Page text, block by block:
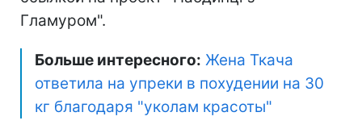
Гламуром".
Больше интересного: Жена Ткача
ответила на упреки в похудении на 30
кг благодаря "уколам красоты"